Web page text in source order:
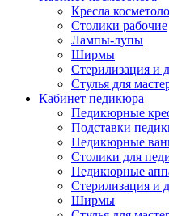
Кресла
Столики рабочие
Лампы-лупы
Ширмы
Стерилизация и
Стулья для
Кабинет педикюра
Педикюрные
Подставки
Педикюрные
Столики для
Педикюрные
Стерилизация и
Ширмы